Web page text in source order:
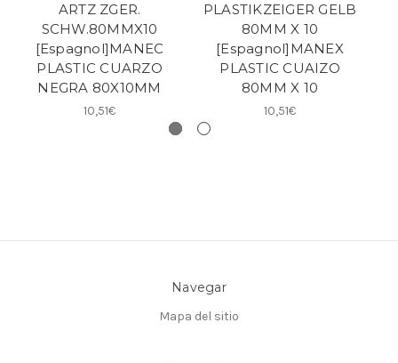
ARTZ ZGER.
SCHW.80MMX10
[Espagnol]MANEC
PLASTIC CUARZO
NEGRA 80X10MM
10,51€
PLASTIKZEIGER GELB
80MM X 10
[Espagnol]MANEX
PLASTIC CUAIZO
80MM X 10
10,51€
Navegar
Mapa del sitio